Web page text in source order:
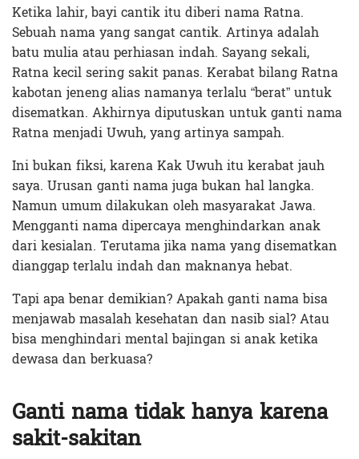
Ketika lahir, bayi cantik itu diberi nama Ratna.
Sebuah nama yang sangat cantik. Artinya adalah
batu mulia atau perhiasan indah. Sayang sekali,
Ratna kecil sering sakit panas. Kerabat bilang Ratna
kabotan jeneng alias namanya terlalu “berat” untuk
disematkan. Akhirnya diputuskan untuk ganti nama
Ratna menjadi Uwuh, yang artinya sampah.
Ini bukan fiksi, karena Kak Uwuh itu kerabat jauh
saya. Urusan ganti nama juga bukan hal langka.
Namun umum dilakukan oleh masyarakat Jawa.
Mengganti nama dipercaya menghindarkan anak
dari kesialan. Terutama jika nama yang disematkan
dianggap terlalu indah dan maknanya hebat.
Tapi apa benar demikian? Apakah ganti nama bisa
menjawab masalah kesehatan dan nasib sial? Atau
bisa menghindari mental bajingan si anak ketika
dewasa dan berkuasa?
Ganti nama tidak hanya karena
sakit-sakitan